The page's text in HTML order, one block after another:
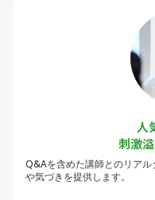
人
刺激
Q&Aを含めた講師とのリア
や気づきを提供します。